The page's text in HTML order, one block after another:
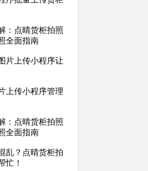
：点晴货柜拍照
全面指南
片上传小程序让
上传小程序管理
：点晴货柜拍照
全面指南
乱？点晴货柜拍
忙！